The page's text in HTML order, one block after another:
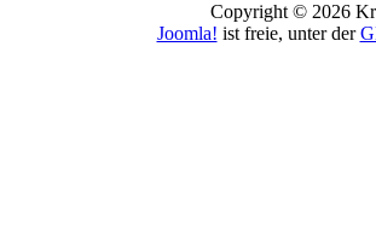
Copyright © 2026
Joomla! ist freie, unter der